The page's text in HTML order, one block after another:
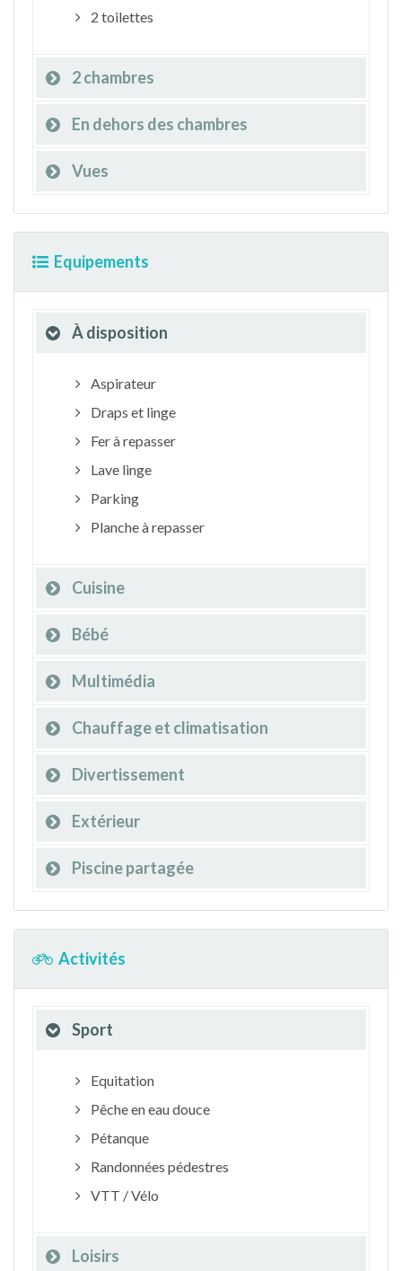
2 toilettes
2 chambres
En dehors des chambres
Vues
Equipements
À disposition
Aspirateur
Draps et linge
Fer à repasser
Lave linge
Parking
Planche à repasser
Cuisine
Bébé
Multimédia
Chauffage et climatisation
Divertissement
Extérieur
Piscine partagée
Activités
Sport
Equitation
Pêche en eau douce
Pétanque
Randonnées pédestres
VTT / Vélo
Loisirs